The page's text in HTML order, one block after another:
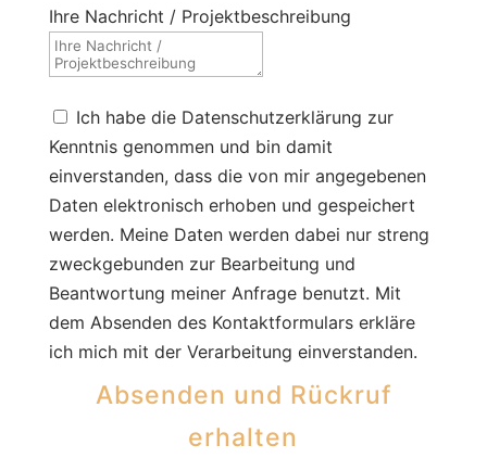
Ihre Nachricht / Projektbeschreibung
Ich habe die Datenschutzerklärung zur
Kenntnis genommen und bin damit
einverstanden, dass die von mir angegebenen
Daten elektronisch erhoben und gespeichert
werden. Meine Daten werden dabei nur streng
zweckgebunden zur Bearbeitung und
Beantwortung meiner Anfrage benutzt. Mit
dem Absenden des Kontaktformulars erkläre
ich mich mit der Verarbeitung einverstanden.
Absenden und Rückruf
erhalten